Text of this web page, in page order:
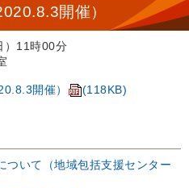
開催）
）11時00分
開催） (118KB)
ついて（地域包括支援センター